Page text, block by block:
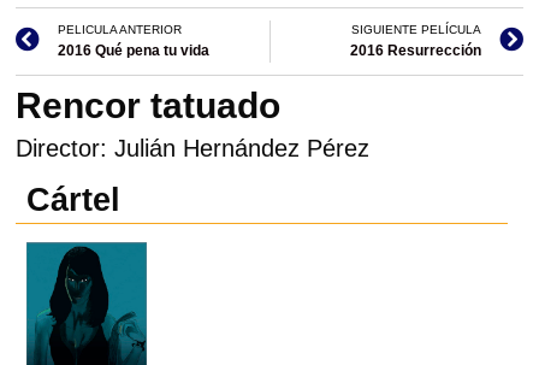
PELICULA ANTERIOR
2016 Qué pena tu vida
SIGUIENTE PELÍCULA
2016 Resurrección
Rencor tatuado
Director: Julián Hernández Pérez
Cártel